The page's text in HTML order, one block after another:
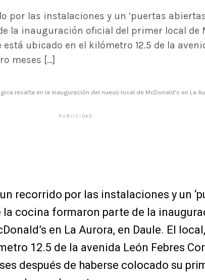
por las instalaciones y un ‘puertas
la inauguración oficial del primer local de
ubicado en el kilómetro 12.5 de la
meses […]
resalta en la inauguración del nuevo local de McDonald’s en La
PUBLICIDAD
recorrido por las instalaciones y un
la cocina formaron parte de la
en La Aurora, en Daule. El
12.5 de la avenida León Febres
después de haberse colocado su